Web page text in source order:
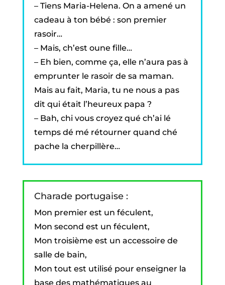
– Tiens Maria-Helena. On a amené un
cadeau à ton bébé : son premier
rasoir…
– Mais, ch’est oune fille…
– Eh bien, comme ça, elle n’aura pas à
emprunter le rasoir de sa maman.
Mais au fait, Maria, tu ne nous a pas
dit qui était l’heureux papa ?
– Bah, chi vous croyez qué ch’ai lé
temps dé mé rétourner quand ché
pache la cherpillère…
Charade portugaise :
Mon premier est un féculent,
Mon second est un féculent,
Mon troisième est un accessoire de
salle de bain,
Mon tout est utilisé pour enseigner la
base des mathématiques au